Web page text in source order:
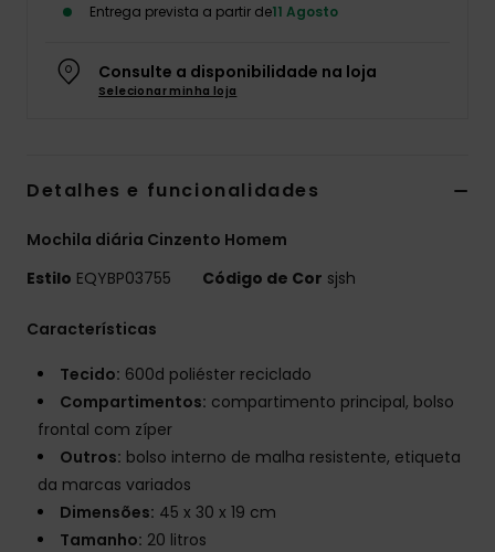
Entrega prevista a partir de11 Agosto
Consulte a disponibilidade na loja
Selecionar minha loja
Detalhes e funcionalidades
Mochila diária Cinzento Homem
Estilo EQYBP03755 Código de Cor sjsh
Características
Tecido: 600d poliéster reciclado
Compartimentos: compartimento principal, bolso
frontal com zíper
Outros: bolso interno de malha resistente, etiqueta
da marcas variados
Dimensões: 45 x 30 x 19 cm
Tamanho: 20 litros